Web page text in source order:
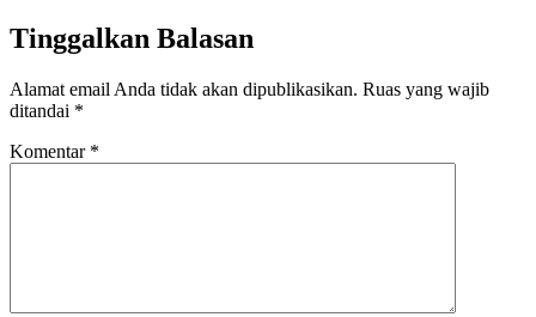
Tinggalkan Balasan
Alamat email Anda tidak akan dipublikasikan. Ruas yang wajib
ditandai *
Komentar *